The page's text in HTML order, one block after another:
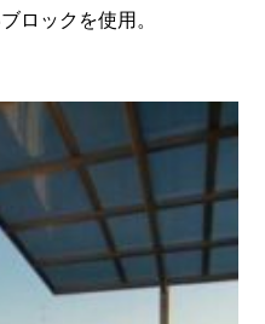
ロックを使用。